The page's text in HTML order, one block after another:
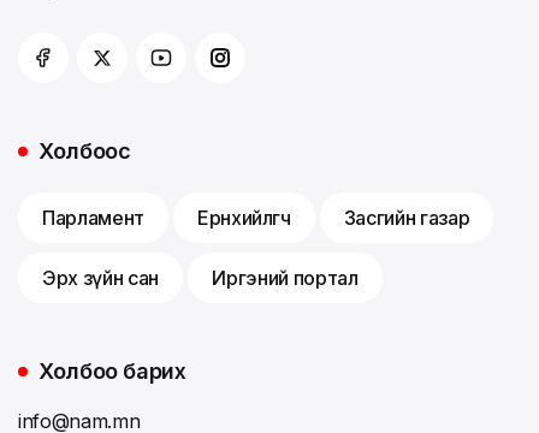
Холбоос
Парламент Ерөнхийлөгч Засгийн газар
Эрх зүйн сан Иргэний портал
Холбоо барих
info@nam.mn